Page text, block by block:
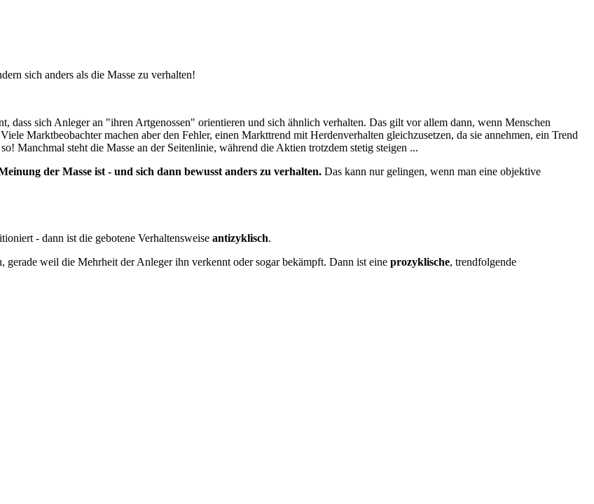
sich anders als die Masse zu verhalten!
dass sich Anleger an "ihren Artgenossen" orientieren und sich ähnlich verhalten. Das gilt vor allem dann, wenn Menschen
Marktbeobachter machen aber den Fehler, einen Markttrend mit Herdenverhalten gleichzusetzen, da sie annehmen, ein Trend
Manchmal steht die Masse an der Seitenlinie, während die Aktien trotzdem stetig steigen ...
der Masse ist - und sich dann bewusst anders zu verhalten. Das kann nur gelingen, wenn man eine objektive
- dann ist die gebotene Verhaltensweise antizyklisch.
gerade weil die Mehrheit der Anleger ihn verkennt oder sogar bekämpft. Dann ist eine prozyklische, trendfolgende